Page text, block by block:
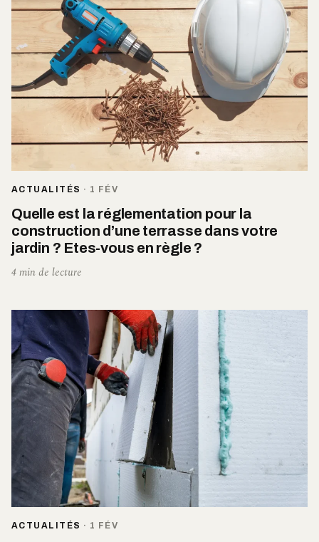
ACTUALITÉS · 1 FÉV
Quelle est la réglementation pour la
construction d’une terrasse dans votre
jardin ? Etes-vous en règle ?
4 min de lecture
ACTUALITÉS · 1 FÉV